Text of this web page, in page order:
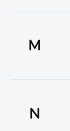
M
N